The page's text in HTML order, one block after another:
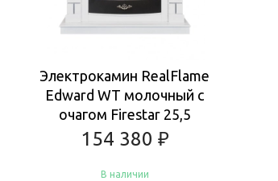
Электрокамин RealFlame
Edward WT молочный с
очагом Firestar 25,5
154 380 ₽
В наличии